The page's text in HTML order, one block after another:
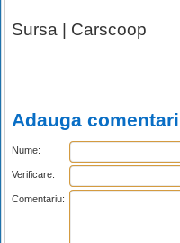
Sursa | Carscoop
Adauga
Nume:
Verificare:
Comentariu: